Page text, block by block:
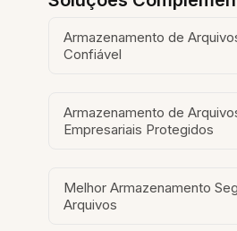
Armazenamento de
Confiável
Armazenamento de
Empresariais Protegidos
Melhor Armazenamento
Arquivos